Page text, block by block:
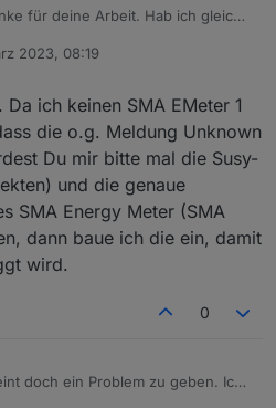
für deine Arbeit. Hab ich gleich
Eintrag im Log:
info	Listen via
info	Details L1
Log: "Extended Mode false
eingegeben.discovered: Unkown SMA
with IP/port: 192.168.1.60/60880
die von meinem Energymeter.
es läuf 😀
2023, 08:19
ich keinen SMA EMeter 1
die o.g. Meldung Unknown
Du mir bitte mal die Susy-
und die genaue
SMA Energy Meter (SMA
dann baue ich die ein, damit
wird.
0
doch ein Problem zu geben. Ich